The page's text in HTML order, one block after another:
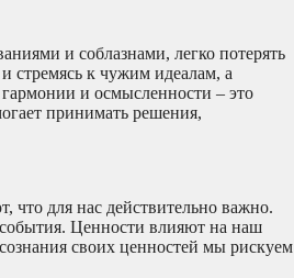
и соблазнами, легко потерять
стремясь к чужим идеалам, а
и осмысленности – это
принимать решения,
для нас действительно важно.
Ценности влияют на наш
своих ценностей мы рискуем